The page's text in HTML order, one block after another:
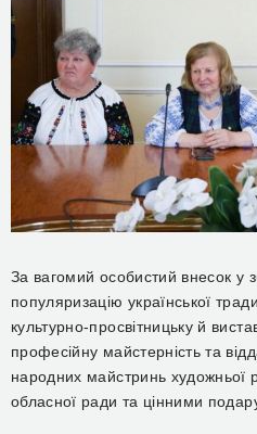
За вагомий особистий внесок у
популяризацію української
культурно-просвітницьку й
професійну майстерність та
народних майстринь художньої
обласної ради та цінними